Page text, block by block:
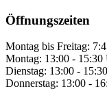
Öffnungszeiten
Montag bis Freitag:
Montag: 13:00 - 15:30
Dienstag: 13:00 -
Donnerstag: 13:00 -